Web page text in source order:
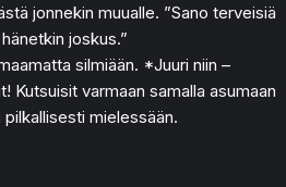
jonnekin muualle. ”Sano terveisiä
joskus.”
silmiään. *Juuri niin –
Kutsuisit varmaan samalla asumaan
mielessään.